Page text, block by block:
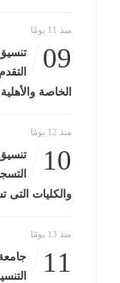
منذ 11 يومًا
09
الخاصة والأهلية
منذ 12 يومًا
10
والكليات التى
منذ 13 يومًا
11